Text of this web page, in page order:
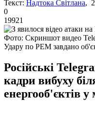
Текст: Надтока Світлана,
0
19921
Фото: Скриншот видео
Удару по РЕМ завдано
Російські
кадри вибуху
енергооб'єктів у